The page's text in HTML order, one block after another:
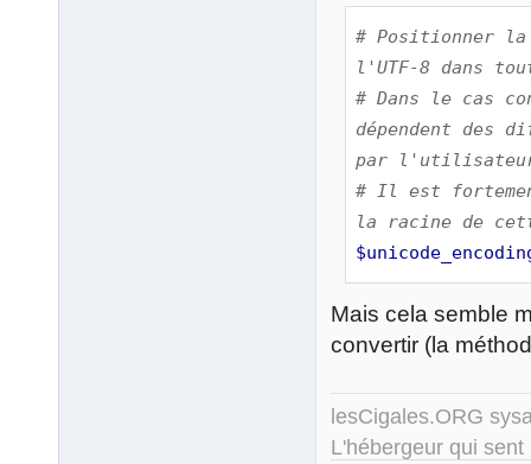
# Positionner la
l'UTF-8 dans
# Dans le cas
dépendent des
par
# Il est
la racine de
Mais cela semble
convertir (la
lesCigales.ORG
L'hébergeur qui